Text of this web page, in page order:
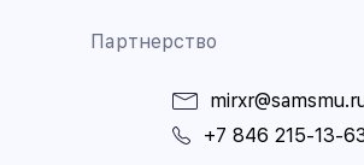
Партнерство
+7 846 215-13-